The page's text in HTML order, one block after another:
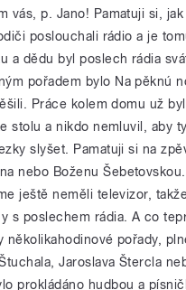
vás, p. Jano! Pamatuji si,
poslouchali rádio a je
a dědu byl poslech rádia
pořadem bylo Na pěknú
Práce kolem domu už
stolu a nikdo nemluvil, aby
slyšet. Pamatuji si na
nebo Boženu
ještě neměli televizor,
s poslechem rádia. A co
několikahodinové pořady,
Jaroslava Štercla
prokládáno hudbou a